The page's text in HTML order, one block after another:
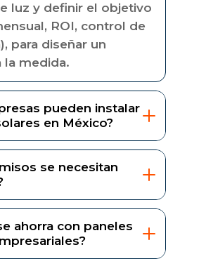
luz y definir el objetivo
ROI, control de
para diseñar un
la medida.
pueden instalar
en México?
se necesitan
ahorra con paneles